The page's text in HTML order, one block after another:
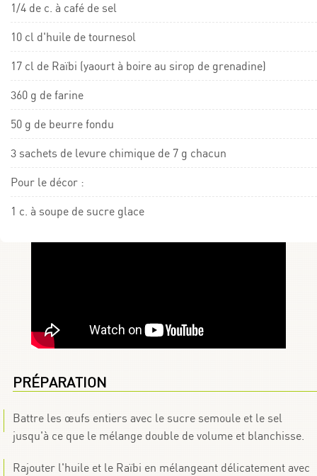
1/4 de c. à café de sel
10 cl d'huile de tournesol
17 cl de Raïbi (yaourt à boire au sirop de grenadine)
360 g de farine
50 g de beurre fondu
3 sachets de levure chimique de 7 g chacun
Pour le décor :
1 c. à soupe de sucre glace
PRÉPARATION
Battre les œufs entiers avec le sucre semoule et le sel
jusqu'à ce que le mélange double de volume et blanchisse.
Rajouter l'huile et le Raïbi en mélangeant délicatement avec